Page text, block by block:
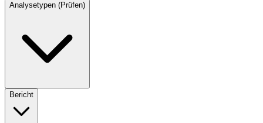
Analysetypen (Prüfen)
Bericht